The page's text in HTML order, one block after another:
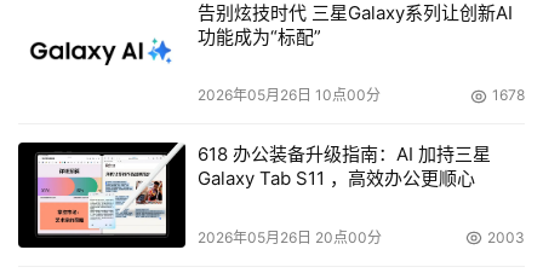
诺，自10月份开始，只要用户购买了屡获殊荣的原版
Maxtor Shared Storage解决方案，就可以轻松地升级驱动
器的软件以启用 Maxtor Shared Storage Plus 功能，无需
本文来源于DOIT传媒，文章内容仅供参考，不构成投资建议。
告别炫技时代 三星Galaxy系列让创新AI
功能成为“标配”
2026年05月26日 10点00分 1678
618 办公装备升级指南：AI 加持三星
Galaxy Tab S11 ，高效办公更顺心
2026年05月26日 20点00分 2003